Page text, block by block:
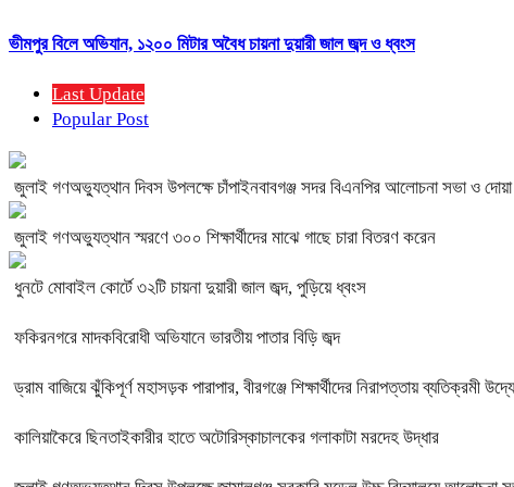
ভীমপুর বিলে অভিযান, ১২০০ মিটার অবৈধ চায়না দুয়ারী জাল জব্দ ও ধ্বংস
Last Update
Popular Post
জুলাই গণঅভ্যুত্থান দিবস উপলক্ষে চাঁপাইনবাবগঞ্জ সদর বিএনপির আলোচনা সভা ও
জুলাই গণঅভ্যুত্থান স্মরণে ৩০০ শিক্ষার্থীদের মাঝে গাছে চারা বিতরণ করেন
ধুনটে মোবাইল কোর্টে ৩২টি চায়না দুয়ারী জাল জব্দ, পুড়িয়ে ধ্বংস
ফকিরনগরে মাদকবিরোধী অভিযানে ভারতীয় পাতার বিড়ি জব্দ
ড্রাম বাজিয়ে ঝুঁকিপূর্ণ মহাসড়ক পারাপার, বীরগঞ্জে শিক্ষার্থীদের নিরাপত্তায় ব্যতিক্রমী
কালিয়াকৈরে ছিনতাইকারীর হাতে অটোরিস্কাচালকের গলাকাটা মরদেহ উদ্ধার